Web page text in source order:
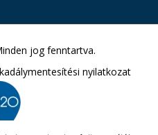
jog fenntartva.
nyilatkozat